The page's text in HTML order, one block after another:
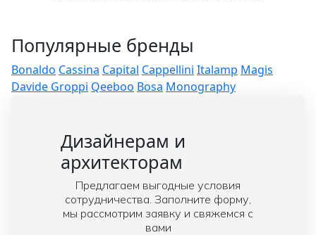
Популярные бренды
Bonaldo Cassina Capital Cappellini Italamp Magis
Davide Groppi Qeeboo Bosa Monography
Дизайнерам и
архитекторам
Предлагаем выгодные условия
сотрудничества. Заполните форму,
мы рассмотрим заявку и свяжемся с
вами